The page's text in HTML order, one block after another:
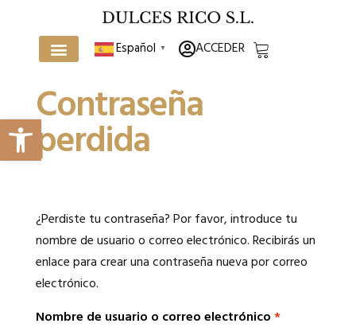
Abrir barra de herramientas
Español ▼ ACCEDER
Contraseña
perdida
¿Perdiste tu contraseña? Por favor, introduce tu
nombre de usuario o correo electrónico. Recibirás un
enlace para crear una contraseña nueva por correo
electrónico.
Nombre de usuario o correo electrónico*